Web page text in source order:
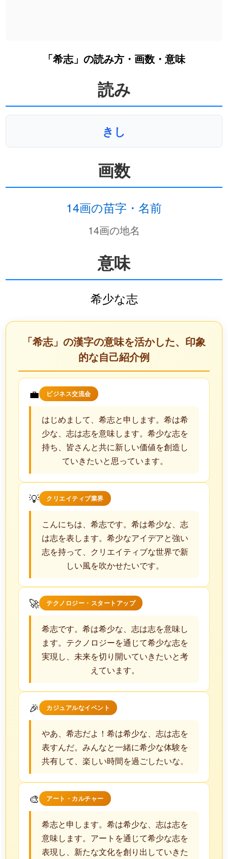
「希志」の読み方・画数・意味
読み
きし
画数
14画の苗字・名前
14画の地名
意味
希少な志
「希志」の漢字の意味を活かした、印象
的な自己紹介例
💼 ビジネス交流会
はじめまして、希志と申します。希は希
少な、志は志を意味します。希少な志を
持ち、皆さんと共に新しい価値を創造し
ていきたいと思っています。
💡 クリエイティブ業界
こんにちは、希志です。希は希少な、志
は志を表します。希少なアイデアと強い
志を持って、クリエイティブな世界で新
しい風を吹かせたいです。
🚀 テクノロジー・スタートアップ
希志です。希は希少な、志は志を意味し
ます。テクノロジーを通じて希少な志を
実現し、未来を切り開いていきたいと考
えています。
🎉 カジュアルなイベント
やあ、希志だよ！希は希少な、志は志を
表すんだ。みんなと一緒に希少な体験を
共有して、楽しい時間を過ごしたいな。
🎨 アート・カルチャー
希志と申します。希は希少な、志は志を
意味します。アートを通じて希少な志を
表現し、新たな文化を創り出していきた